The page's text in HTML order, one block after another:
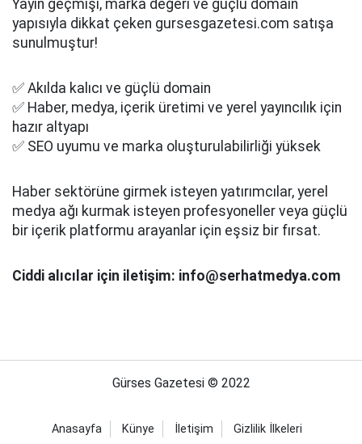
Yayın geçmişi, marka değeri ve güçlü domain
yapısıyla dikkat çeken gursesgazetesi.com satışa
sunulmuştur!
✅ Akılda kalıcı ve güçlü domain
✅ Haber, medya, içerik üretimi ve yerel yayıncılık için
hazır altyapı
✅ SEO uyumu ve marka oluşturulabilirliği yüksek
Haber sektörüne girmek isteyen yatırımcılar, yerel
medya ağı kurmak isteyen profesyoneller veya güçlü
bir içerik platformu arayanlar için eşsiz bir fırsat.
Ciddi alıcılar için iletişim: info@serhatmedya.com
Gürses Gazetesi © 2022
Anasayfa Künye İletişim Gizlilik İlkeleri